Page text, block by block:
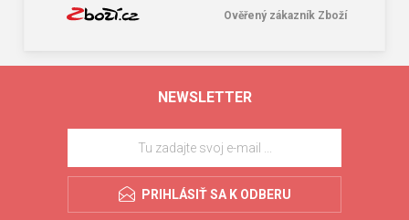
Ověřený zákazník Zboží
NEWSLETTER
PRIHLÁSIŤ SA K ODBERU